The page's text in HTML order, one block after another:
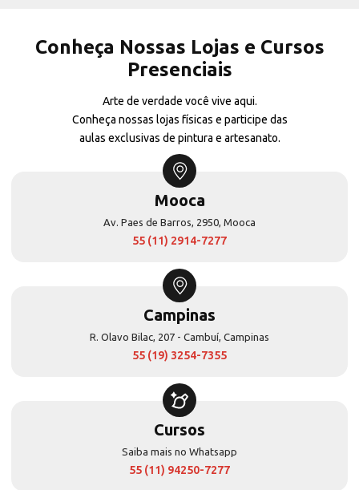
Conheça Nossas Lojas e Cursos
Presenciais
Arte de verdade você vive aqui.
Conheça nossas lojas físicas e participe das
aulas exclusivas de pintura e artesanato.
Mooca
Av. Paes de Barros, 2950, Mooca
55 (11) 2914-7277
Campinas
R. Olavo Bilac, 207 - Cambuí, Campinas
55 (19) 3254-7355
Cursos
Saiba mais no Whatsapp
55 (11) 94250-7277